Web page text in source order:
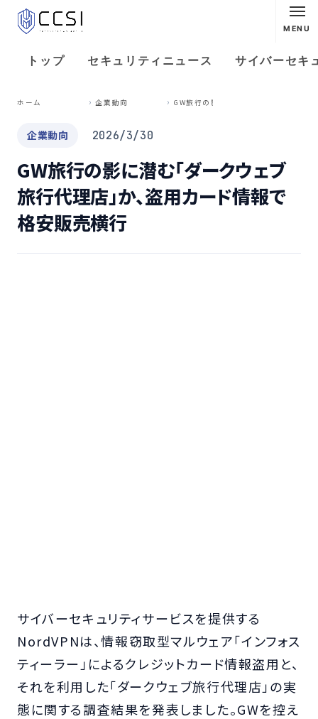
MENU
トップ セキュリティニュース サイバーセキ
ホーム 企業動向
企業動向 2026/3/30
GW旅行の影に潜む「ダークウェブ
旅行代理店」か、盗用カード情報で
格安販売横行
サイバーセキュリティサービスを提供する
NordVPNは、情報窃取型マルウェア「インフォス
ティーラー」によるクレジットカード情報盗用と、
それを利用した「ダークウェブ旅行代理店」の実
態に関する調査結果を発表しました。GWを控え